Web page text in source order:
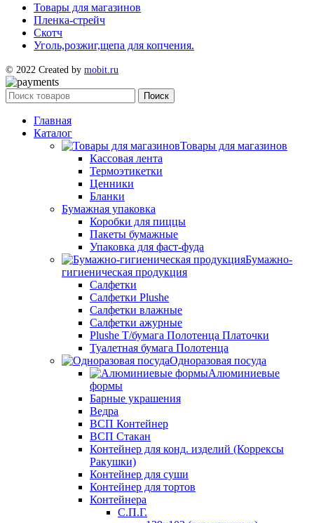
Товары для магазинов
Пленка-стрейч
Скотч
Уголь,розжиг,щепа для копчения.
© 2022 Created by mobit.ru
Поиск
Главная
Каталог
Товары для магазинов
Кассовая лента
Термоэтикетки
Ценники
Бланки
Бумажная упаковка
Коробки для пиццы
Пакеты бумажные
Упаковка для фаст-фуда
Бумажно-
гигиеническая продукция
Салфетки
Салфетки Plushe
Салфетки влажные
Салфетки ажурные
Plushe Т/бумага Полотенца Платочки
Туалетная бумага Полотенца
Одноразовая посуда
Алюминиевые
формы
Барные украшения
Ведра
ВСП Контейнер
ВСП Стакан
Контейнер для конд. изделий (Коррексы
Ракушки)
Контейнер для суши
Контейнер для тортов
Контейнера
С.П.Г.